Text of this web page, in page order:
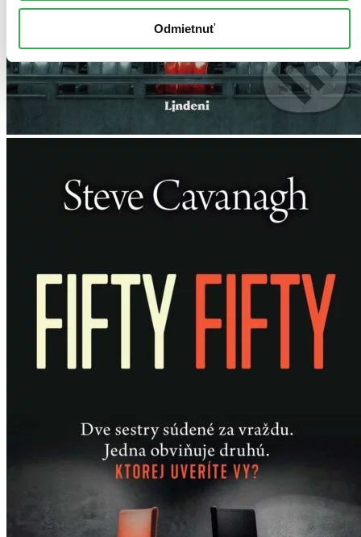
Odmietnuť